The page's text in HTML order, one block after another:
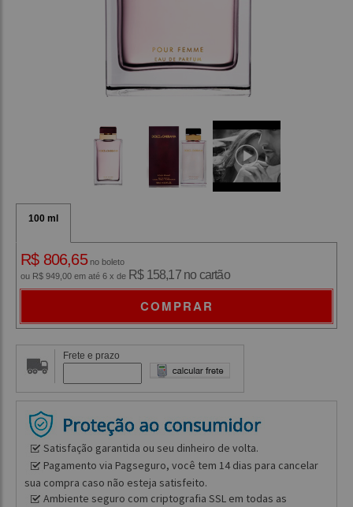
100 ml
R$ 806,65no boleto
ou R$ 949,00 em até 6 x de R$ 158,17 no cartão
COMPRAR
Frete e prazo
Satisfação garantida ou seu dinheiro de volta.
Pagamento via Pagseguro, você tem 14 dias para cancelar
sua compra caso não esteja satisfeito.
Ambiente seguro com criptografia SSL em todas as